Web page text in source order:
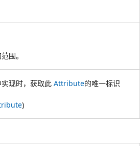
围。
现时，获取此 Attribute的唯一标识
)